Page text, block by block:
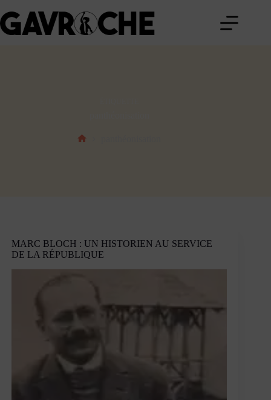
au
contenu
MARC BLOCH : UN HISTORIEN AU SERVICE
DE LA RÉPUBLIQUE